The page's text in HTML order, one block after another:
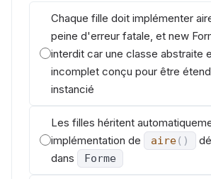
Chaque fille doit implémenter
peine d'erreur fatale, et new
interdit car une classe abstraite
incomplet conçu pour être
instancié
Les filles héritent
implémentation de
aire( )
dans
Forme